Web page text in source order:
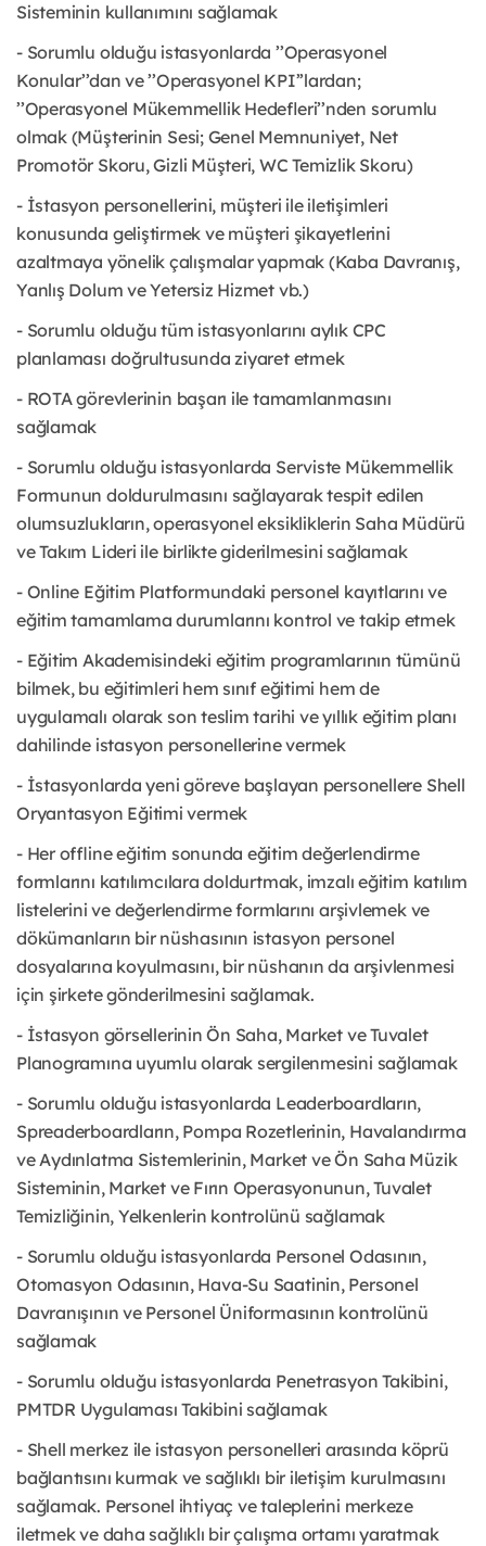
Sisteminin kullanımını sağlamak
- Sorumlu olduğu istasyonlarda ’’Operasyonel
Konular’’dan ve ’’Operasyonel KPI’’lardan;
’’Operasyonel Mükemmellik Hedefleri’’nden sorumlu
olmak (Müşterinin Sesi; Genel Memnuniyet, Net
Promotör Skoru, Gizli Müşteri, WC Temizlik Skoru)
- İstasyon personellerini, müşteri ile iletişimleri
konusunda geliştirmek ve müşteri şikayetlerini
azaltmaya yönelik çalışmalar yapmak (Kaba Davranış,
Yanlış Dolum ve Yetersiz Hizmet vb.)
- Sorumlu olduğu tüm istasyonlarını aylık CPC
planlaması doğrultusunda ziyaret etmek
- ROTA görevlerinin başarı ile tamamlanmasını
sağlamak
- Sorumlu olduğu istasyonlarda Serviste Mükemmellik
Formunun doldurulmasını sağlayarak tespit edilen
olumsuzlukların, operasyonel eksikliklerin Saha Müdürü
ve Takım Lideri ile birlikte giderilmesini sağlamak
- Online Eğitim Platformundaki personel kayıtlarını ve
eğitim tamamlama durumlarını kontrol ve takip etmek
- Eğitim Akademisindeki eğitim programlarının tümünü
bilmek, bu eğitimleri hem sınıf eğitimi hem de
uygulamalı olarak son teslim tarihi ve yıllık eğitim planı
dahilinde istasyon personellerine vermek
- İstasyonlarda yeni göreve başlayan personellere Shell
Oryantasyon Eğitimi vermek
- Her offline eğitim sonunda eğitim değerlendirme
formlarını katılımcılara doldurtmak, imzalı eğitim katılım
listelerini ve değerlendirme formlarını arşivlemek ve
dökümanların bir nüshasının istasyon personel
dosyalarına koyulmasını, bir nüshanın da arşivlenmesi
için şirkete gönderilmesini sağlamak.
- İstasyon görsellerinin Ön Saha, Market ve Tuvalet
Planogramına uyumlu olarak sergilenmesini sağlamak
- Sorumlu olduğu istasyonlarda Leaderboardların,
Spreaderboardların, Pompa Rozetlerinin, Havalandırma
ve Aydınlatma Sistemlerinin, Market ve Ön Saha Müzik
Sisteminin, Market ve Fırın Operasyonunun, Tuvalet
Temizliğinin, Yelkenlerin kontrolünü sağlamak
- Sorumlu olduğu istasyonlarda Personel Odasının,
Otomasyon Odasının, Hava-Su Saatinin, Personel
Davranışının ve Personel Üniformasının kontrolünü
sağlamak
- Sorumlu olduğu istasyonlarda Penetrasyon Takibini,
PMTDR Uygulaması Takibini sağlamak
- Shell merkez ile istasyon personelleri arasında köprü
bağlantısını kurmak ve sağlıklı bir iletişim kurulmasını
sağlamak. Personel ihtiyaç ve taleplerini merkeze
iletmek ve daha sağlıklı bir çalışma ortamı yaratmak